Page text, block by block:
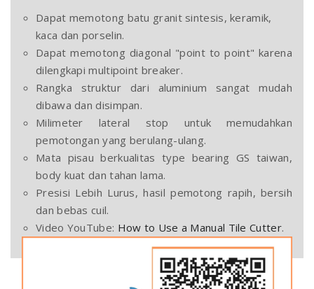
Dapat memotong batu granit sintesis, keramik,
kaca dan porselin.
Dapat memotong diagonal "point to point" karena
dilengkapi multipoint breaker.
Rangka struktur dari aluminium sangat mudah
dibawa dan disimpan.
Milimeter lateral stop untuk memudahkan
pemotongan yang berulang-ulang.
Mata pisau berkualitas type bearing GS taiwan,
body kuat dan tahan lama.
Presisi Lebih Lurus, hasil pemotong rapih, bersih
dan bebas cuil.
Video YouTube: How to Use a Manual Tile Cutter.